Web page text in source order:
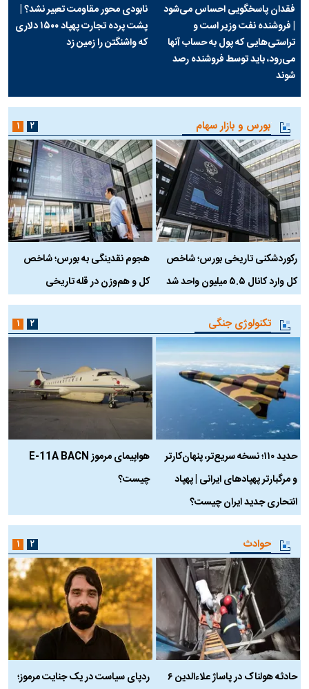
فقدان پاسخگویی احساس می‌شود
| فروشنده نفت وزیر است و
تراستی‌هایی که پول به حساب آنها
می‌رود، باید توسط فروشنده رصد
شوند
نابودی محور مقاومت تعبیر نشد؟ |
پشت پرده تجارت پهپاد‌ ۱۵۰۰ دلاری
که واشنگتن را زمین زد
بورس و بازار سهام
رکوردشکنی تاریخی بورس؛ شاخص
کل وارد کانال ۵.۵ میلیون واحد شد
هجوم نقدینگی به بورس؛ شاخص
کل و هم‌وزن در قله تاریخی
۱ ۲
تکنولوژی جنگی
حدید ۱۱۰؛ نسخه سریع‌تر، پنهان‌کارتر
و مرگبارتر پهپادهای ایرانی | پهپاد
انتحاری جدید ایران چیست؟
هواپیمای مرموز E-11A BACN
چیست؟
۱ ۲
حوادث
حادثه هولناک در پاساژ علاءالدین ۶
ردپای سیاست در یک جنایت مرموز؛
۱ ۲